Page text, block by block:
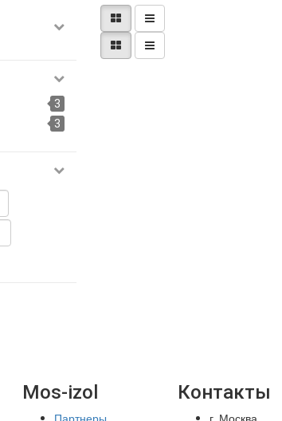
3
3
Mos-izol Контакты